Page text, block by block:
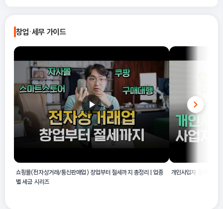
적인 전기 생산 활동은 해당 코드에 포함되나, 발전소 유지보수와 같
은 사후 관리 활동은 직접 생산 활동으로界定되지 않을 수 있으며,
창업·세무 가이드
쇼핑몰(전자상거래/통신판매업) 창업부터 절세까지 총정리 | 업종
별 세금 시리즈
개인사업자 등록 후